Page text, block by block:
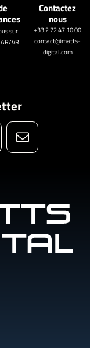
sur
VR
Contactez
nous
+33 2 72 47 10 00
contact@matts-
digital.com